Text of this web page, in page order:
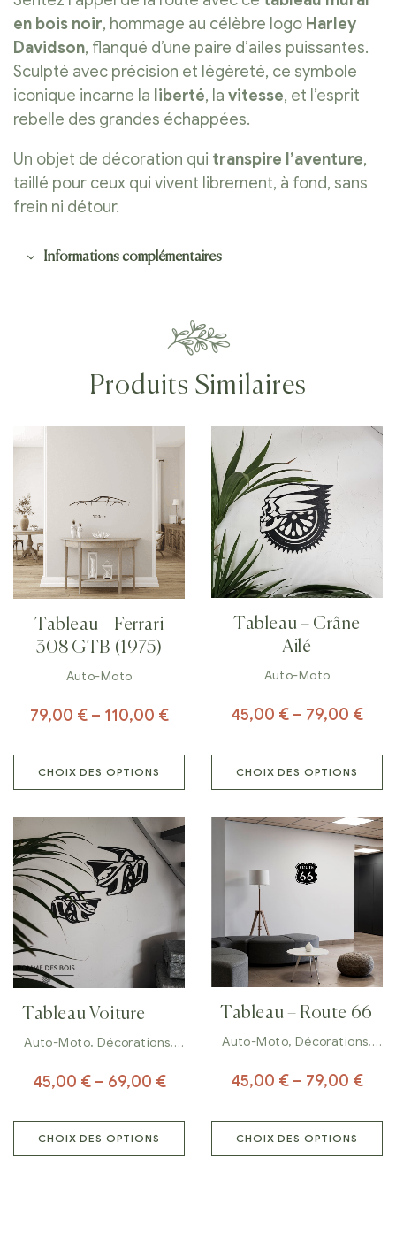
en bois noir, hommage au célèbre logo Harley
Davidson, flanqué d’une paire d’ailes puissantes.
Sculpté avec précision et légèreté, ce symbole
iconique incarne la liberté, la vitesse, et l’esprit
rebelle des grandes échappées.
Un objet de décoration qui transpire l’aventure,
taillé pour ceux qui vivent librement, à fond, sans
frein ni détour.
Informations complémentaires
Produits Similaires
Tableau – Ferrari
308 GTB (1975)
Auto-Moto
79,00 €– 110,00 €
CHOIX DES OPTIONS
Tableau – Crâne
Ailé
Auto-Moto
45,00 € – 79,00 €
CHOIX DES OPTIONS
Tableau Voiture
Auto-Moto, Décorations,
45,00 €– 69,00 €
CHOIX DES OPTIONS
Tableau – Route 66
Auto-Moto, Décorations,
45,00 € – 79,00 €
CHOIX DES OPTIONS